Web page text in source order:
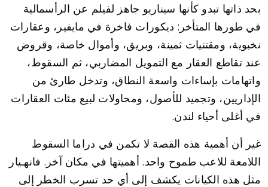
بحد ذاتها تبدو كأنها سيناريو جاهز لفيلم عن الرأسمالية
في طورها المتأخر: ديكورات فاخرة في مايفير، وعقارات
نخبوية، ومقتنيات ثمينة، وبريق، وأموال خاصة، وقروض
عند تقاطع العقار مع التمويل المضاربي، ثم السقوط،
واتهامات بإساءات واسعة النطاق، وتدخل طارئ من
الإداريين، وتجميد للأصول، ومحاولات لبيع مئات العقارات
في أغلى أحياء لندن.
غير أن أهمية هذه القصة لا تكمن في دراما السقوط
اللامعة للاعب طموح واحد. أهميتها في مكان آخر. فانهـيار
مثل هذه الكيانات يكشف إلى أي حد تسرب الخطر إلى